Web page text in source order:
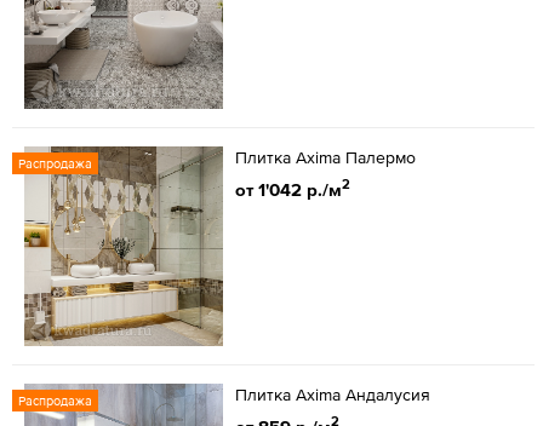
Распродажа Плитка Axima Палермо
от 1'042 р./м2
Распродажа Плитка Axima Андалусия
2